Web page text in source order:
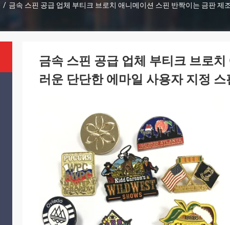
/ 금속 스핀 공급 업체 부티크 브로치 애니메이션 스핀 반짝이는 금판 제
금속 스핀 공급 업체 부티크 브로
러운 단단한 에마일 사용자 지정 스